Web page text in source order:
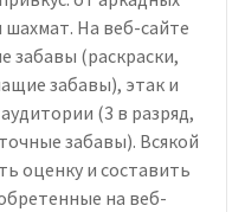
шахмат. На веб-сайте
забавы (раскраски,
забавы), этак и
(3 в разряд,
забавы). Всякой
оценку и составить
на веб-